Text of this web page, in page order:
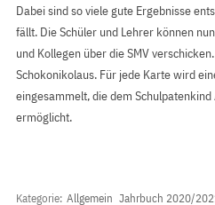
Dabei sind so viele gute Ergebnisse
fällt. Die Schüler und Lehrer können
und Kollegen über die SMV
Schokonikolaus. Für jede Karte wird
eingesammelt, die dem Schulpatenkind
ermöglicht.
Kategorie: Allgemein Jahrbuch 2020/